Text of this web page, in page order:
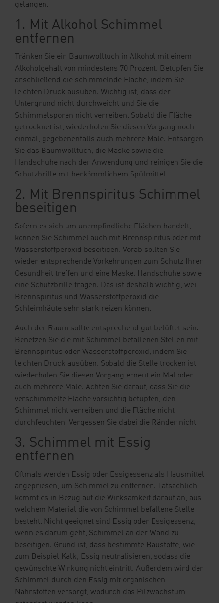
gelangen.
1. Mit Alkohol Schimmel
entfernen
Tränken Sie ein Baumwolltuch in Alkohol mit einem
Alkoholgehalt von mindestens 70 Prozent. Betupfen Sie
anschließend die schimmelnde Fläche, indem Sie
leichten Druck ausüben. Wichtig ist, dass der
Untergrund nicht durchweicht und Sie die
Schimmelsporen nicht verreiben. Sobald die Fläche
getrocknet ist, wiederholen Sie diesen Vorgang noch
einmal, gegebenenfalls auch mehrere Male. Entsorgen
Sie das Baumwolltuch, die Maske sowie die
Handschuhe nach der Anwendung und reinigen Sie die
Schutzbrille mit herkömmlichem Spülmittel.
2. Mit Brennspiritus Schimmel
beseitigen
Sofern es sich um unempfindliche Flächen handelt,
können Sie Schimmel auch mit Brennspiritus oder mit
Wasserstoffperoxid beseitigen. Vorab sollten Sie
wieder entsprechende Vorkehrungen zum Schutz Ihrer
Gesundheit treffen und eine Maske, Handschuhe sowie
eine Schutzbrille tragen. Das ist deshalb wichtig, weil
Brennspiritus und Wasserstoffperoxid die
Schleimhäute sehr stark reizen können.
Auch der Raum sollte entsprechend gut belüftet sein.
Benetzen Sie die mit Schimmel befallenen Stellen mit
Brennspiritus oder Wasserstoffperoxid, indem Sie
leichten Druck ausüben. Sobald die Stelle trocken ist,
wiederholen Sie diesen Vorgang erneut ein Mal oder
auch mehrere Male. Achten Sie darauf, dass Sie die
verschimmelte Fläche vorsichtig betupfen, den
Schimmel nicht verreiben und die Fläche nicht
durchfeuchten. Vergessen Sie dabei die Ränder nicht.
3. Schimmel mit Essig
entfernen
Oftmals werden Essig oder Essigessenz als Hausmittel
angepriesen, um Schimmel zu entfernen. Tatsächlich
kommt es in Bezug auf die Wirksamkeit darauf an, aus
welchem Material die von Schimmel befallene Stelle
besteht. Nicht geeignet sind Essig oder Essigessenz,
wenn es darum geht, Schimmel an der Wand zu
beseitigen. Grund ist, dass bestimmte Baustoffe, wie
zum Beispiel Kalk, Essig neutralisieren, sodass die
gewünschte Wirkung nicht eintritt. Außerdem wird der
Schimmel durch den Essig mit organischen
Nährstoffen versorgt, wodurch das Pilzwachstum